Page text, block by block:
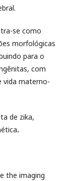
se como
morfológicas
para o
com
vida materno-
de zika,
.
the imaging